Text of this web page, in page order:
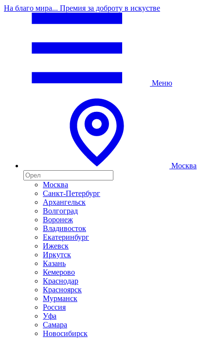
На благо мира... Премия за доброту в искустве
Меню
Москва
Москва
Санкт-Петербург
Архангельск
Волгоград
Воронеж
Владивосток
Екатеринбург
Ижевск
Иркутск
Казань
Кемерово
Краснодар
Красноярск
Мурманск
Россия
Уфа
Самара
Новосибирск